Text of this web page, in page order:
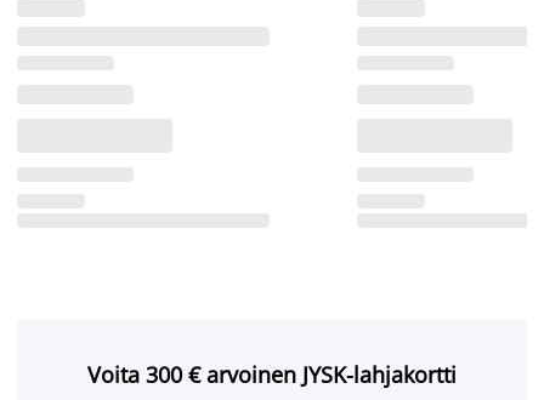
Voita 300 € arvoinen JYSK-lahjakortti